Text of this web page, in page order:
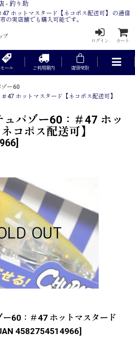
- 釣り助
ホットマスタード【ネコポス配送可】 の通信
の実店舗でも購入可能です。
ログイン カート
セール ご利用案内 店頭受取
ゾー60
47 ホットマスタード【ネコポス配送可】
ュパゾー60：＃47 ホッ
コポス配送可】
ー60：＃47 ホットマスタード
4582754514966]